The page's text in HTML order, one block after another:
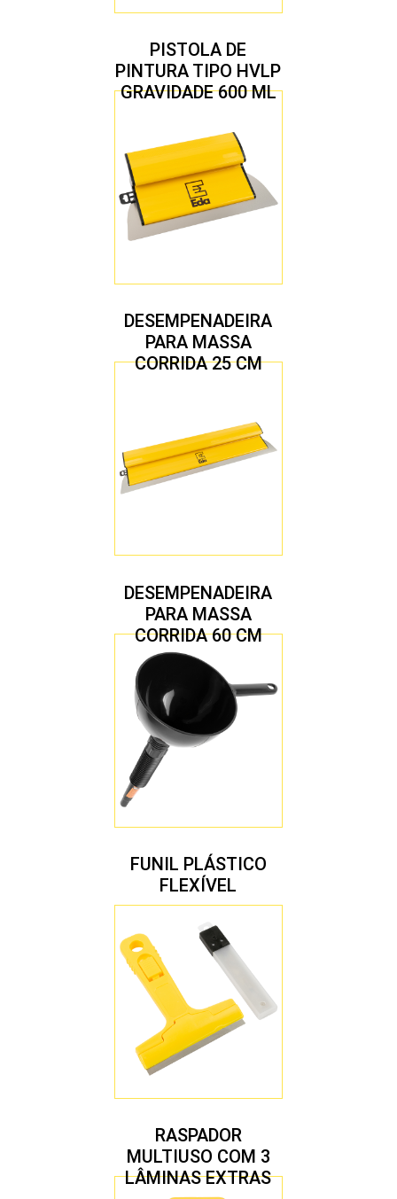
PISTOLA DE
PINTURA TIPO HVLP
GRAVIDADE 600 ML
1,7 MM
DESEMPENADEIRA
PARA MASSA
CORRIDA 25 CM
DESEMPENADEIRA
PARA MASSA
CORRIDA 60 CM
FUNIL PLÁSTICO
FLEXÍVEL
RASPADOR
MULTIUSO COM 3
LÂMINAS EXTRAS